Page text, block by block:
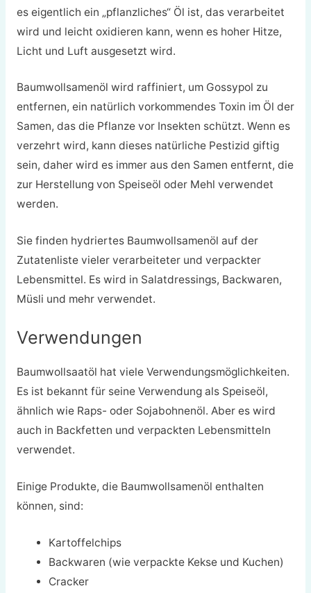
es eigentlich ein „pflanzliches“ Öl ist, das verarbeitet
wird und leicht oxidieren kann, wenn es hoher Hitze,
Licht und Luft ausgesetzt wird.
Baumwollsamenöl wird raffiniert, um Gossypol zu
entfernen, ein natürlich vorkommendes Toxin im Öl der
Samen, das die Pflanze vor Insekten schützt. Wenn es
verzehrt wird, kann dieses natürliche Pestizid giftig
sein, daher wird es immer aus den Samen entfernt, die
zur Herstellung von Speiseöl oder Mehl verwendet
werden.
Sie finden hydriertes Baumwollsamenöl auf der
Zutatenliste vieler verarbeiteter und verpackter
Lebensmittel. Es wird in Salatdressings, Backwaren,
Müsli und mehr verwendet.
Verwendungen
Baumwollsaatöl hat viele Verwendungsmöglichkeiten.
Es ist bekannt für seine Verwendung als Speiseöl,
ähnlich wie Raps- oder Sojabohnenöl. Aber es wird
auch in Backfetten und verpackten Lebensmitteln
verwendet.
Einige Produkte, die Baumwollsamenöl enthalten
können, sind:
Kartoffelchips
Backwaren (wie verpackte Kekse und Kuchen)
Cracker